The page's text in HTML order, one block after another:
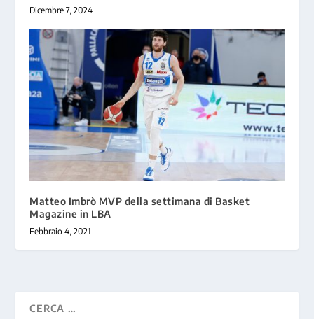
Dicembre 7, 2024
Matteo Imbrò MVP della settimana di Basket
Magazine in LBA
Febbraio 4, 2021